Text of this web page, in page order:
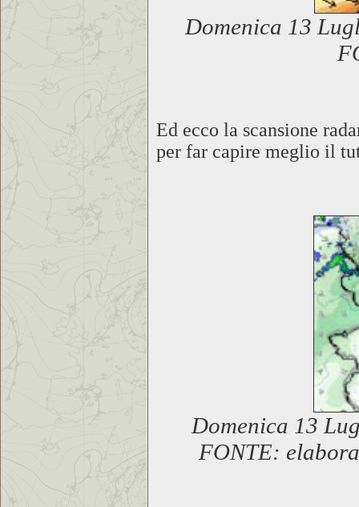
Domenica 13
Ed ecco la scansione
per far capire meglio il
Domenica 13
FONTE: